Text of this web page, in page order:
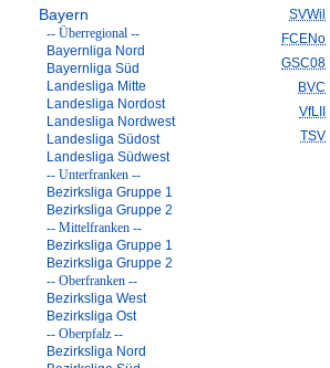
Bayern
-- Überregional --
Bayernliga Nord
Bayernliga Süd
Landesliga Mitte
Landesliga Nordost
Landesliga Nordwest
Landesliga Südost
Landesliga Südwest
-- Unterfranken --
Bezirksliga Gruppe 1
Bezirksliga Gruppe 2
-- Mittelfranken --
Bezirksliga Gruppe 1
Bezirksliga Gruppe 2
-- Oberfranken --
Bezirksliga West
Bezirksliga Ost
-- Oberpfalz --
Bezirksliga Nord
SVWil
FCENo
GSC08
BVC
VfLII
TSV